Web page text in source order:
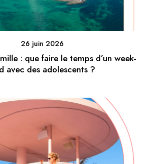
26 juin 2026
: que faire le temps d’un week-
avec des adolescents ?